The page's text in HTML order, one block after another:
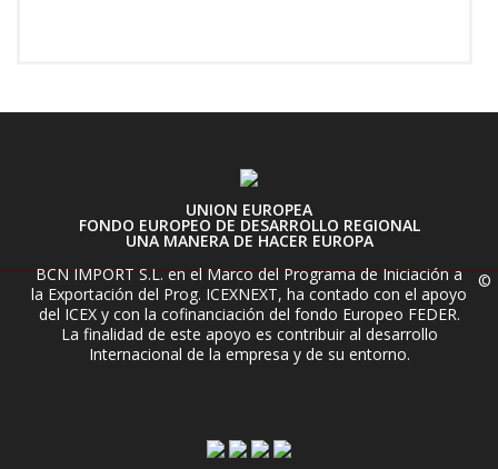
UNION EUROPEA
FONDO EUROPEO DE DESARROLLO REGIONAL
UNA MANERA DE HACER EUROPA
BCN IMPORT S.L. en el Marco del Programa de Iniciación a
la Exportación del Prog. ICEXNEXT, ha contado con el apoyo
del ICEX y con la cofinanciación del fondo Europeo FEDER.
La finalidad de este apoyo es contribuir al desarrollo
Internacional de la empresa y de su entorno.
©